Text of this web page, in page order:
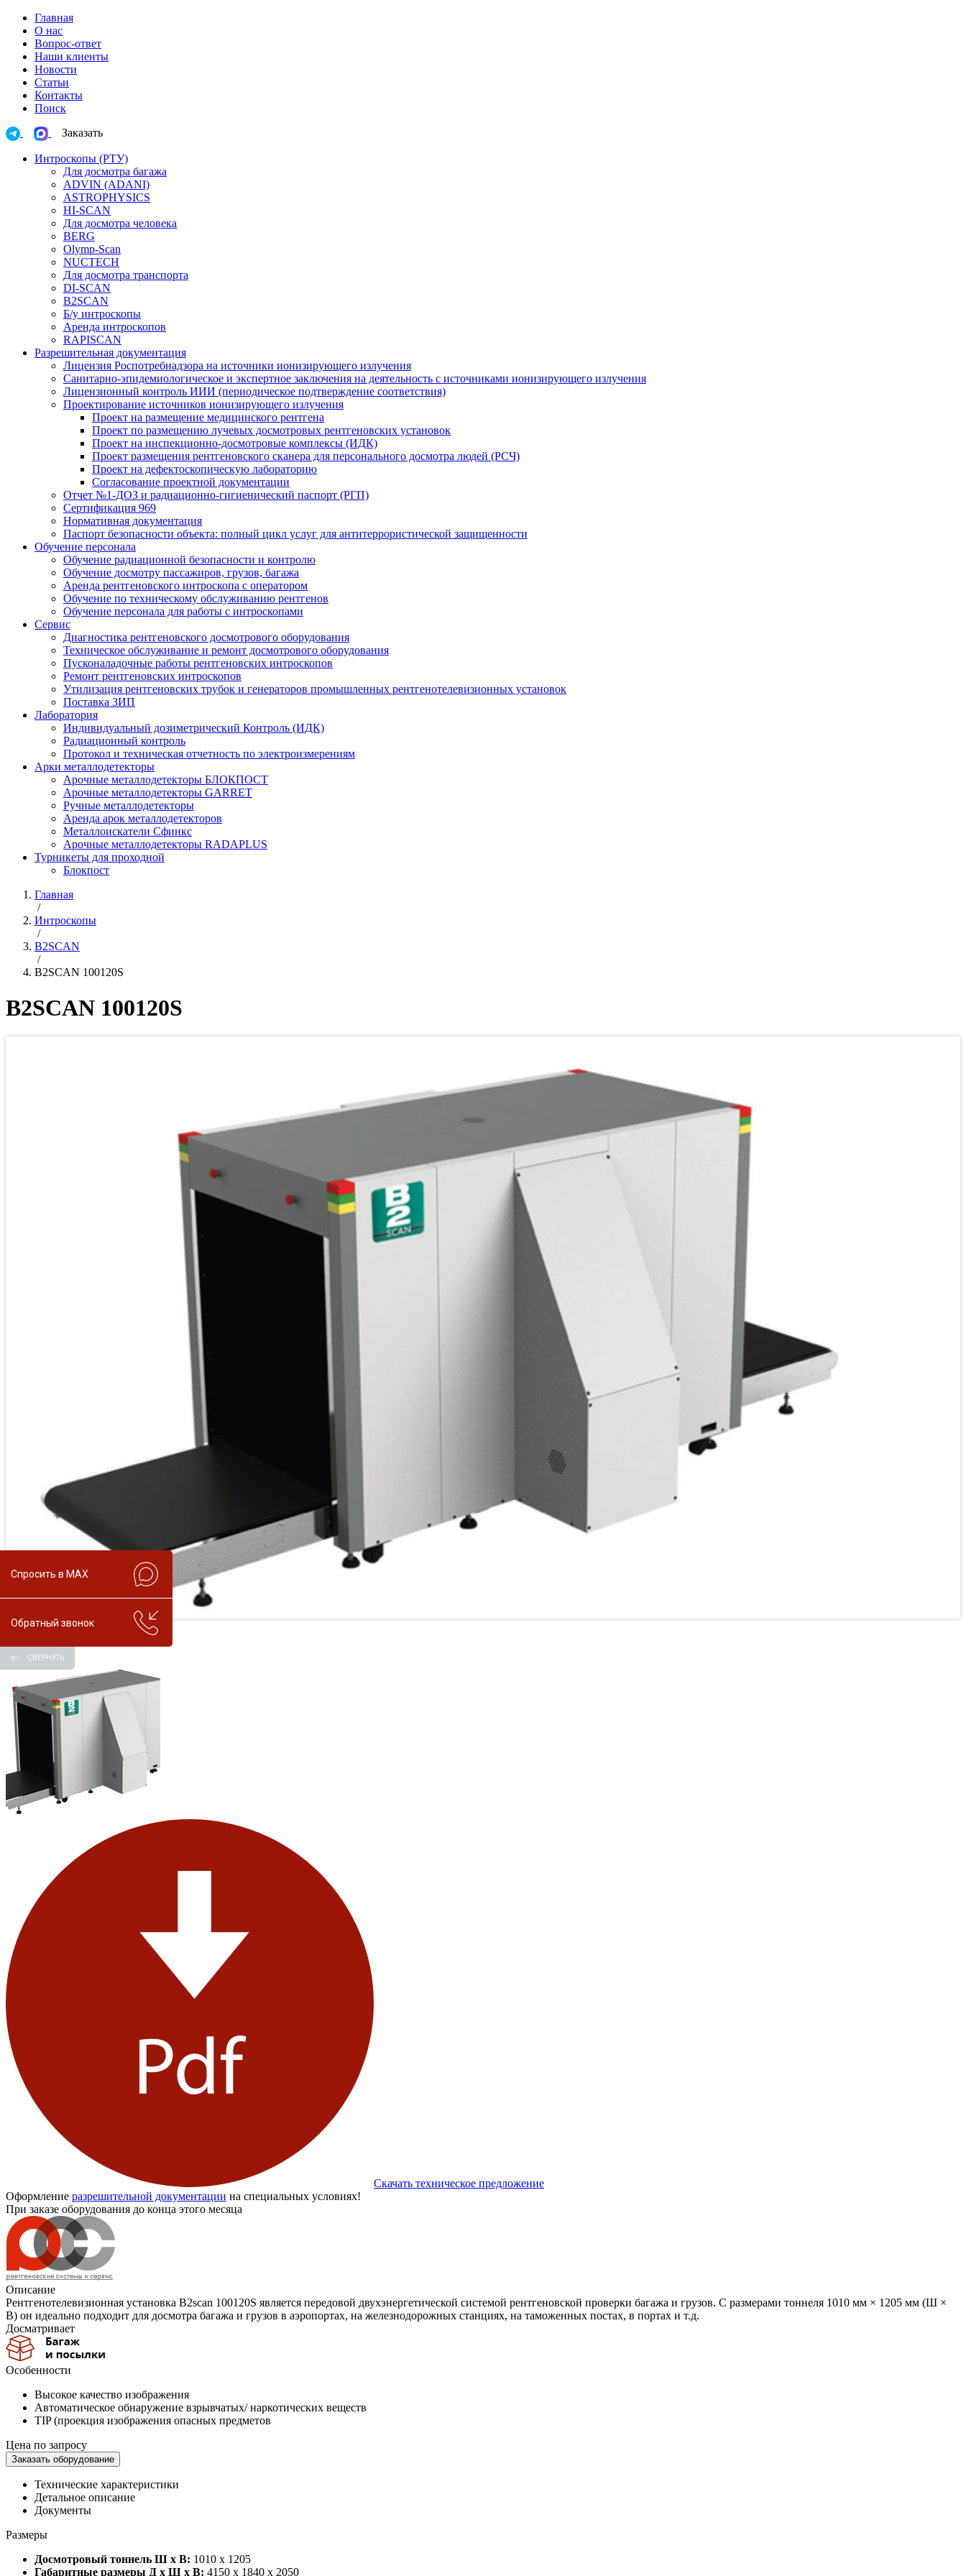
Главная
О нас
Вопрос-ответ
Наши клиенты
Новости
Статьи
Контакты
Поиск
Заказать
Интроскопы (РТУ)
Для досмотра багажа
ADVIN (ADANI)
ASTROPHYSICS
HI-SCAN
Для досмотра человека
BERG
Olymp-Scan
NUCTECH
Для досмотра транспорта
DI-SCAN
B2SCAN
Б/у интроскопы
Аренда интроскопов
RAPISCAN
Разрешительная документация
Лицензия Роспотребнадзора на источники ионизирующего излучения
Санитарно-эпидемиологическое и экспертное заключения на деятельность с источниками ионизирующего излучения
Лицензионный контроль ИИИ (периодическое подтверждение соответствия)
Проектирование источников ионизирующего излучения
Проект на размещение медицинского рентгена
Проект по размещению лучевых досмотровых рентгеновских установок
Проект на инспекционно-досмотровые комплексы (ИДК)
Проект размещения рентгеновского сканера для персонального досмотра людей (РСЧ)
Проект на дефектоскопическую лабораторию
Согласование проектной документации
Отчет №1-ДОЗ и радиационно-гигиенический паспорт (РГП)
Сертификация 969
Нормативная документация
Паспорт безопасности объекта: полный цикл услуг для антитеррористической защищенности
Обучение персонала
Обучение радиационной безопасности и контролю
Обучение досмотру пассажиров, грузов, багажа
Аренда рентгеновского интроскопа с оператором
Обучение по техническому обслуживанию рентгенов
Обучение персонала для работы с интроскопами
Сервис
Диагностика рентгеновского досмотрового оборудования
Техническое обслуживание и ремонт досмотрового оборудования
Пусконаладочные работы рентгеновских интроскопов
Ремонт рентгеновских интроскопов
Утилизация рентгеновских трубок и генераторов промышленных рентгенотелевизионных установок
Поставка ЗИП
Лаборатория
Индивидуальный дозиметрический Контроль (ИДК)
Радиационный контроль
Протокол и техническая отчетность по электроизмерениям
Арки металлодетекторы
Арочные металлодетекторы БЛОКПОСТ
Арочные металлодетекторы GARRET
Ручные металлодетекторы
Аренда арок металлодетекторов
Металлоискатели Сфинкс
Арочные металлодетекторы RADAPLUS
Турникеты для проходной
Блокпост
Главная
/
Интроскопы
/
B2SCAN
/
B2SCAN 100120S
B2SCAN 100120S
Скачать техническое предложение
Оформление разрешительной документации на специальных условиях!
При заказе оборудования до конца этого месяца
Описание
Рентгенотелевизионная установка B2scan 100120S является передовой двухэнергетической системой рентгеновской проверки багажа и грузов. С размерами тоннеля 1010 мм × 1205 мм (Ш ×
В) он идеально подходит для досмотра багажа и грузов в аэропортах, на железнодорожных станциях, на таможенных постах, в портах и т.д.
Досматривает
Особенности
Высокое качество изображения
Автоматическое обнаружение взрывчатых/ наркотических веществ
TIP (проекция изображения опасных предметов
Цена по запросу
Заказать оборудование
Технические характеристики
Детальное описание
Документы
Размеры
Досмотровый тоннель Ш х В: 1010 x 1205
Габаритные размеры Д х Ш х В: 4150 x 1840 x 2050
Спросить в MAX
Обратный звонок
СВЕРНУТЬ